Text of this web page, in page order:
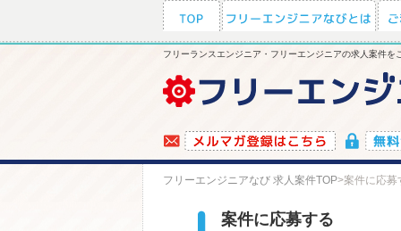
フリーランスエンジニア・フリーエンジニアの求人案件
フリーエンジニアなび 求人案件TOP>案件に応募
案件に応募する